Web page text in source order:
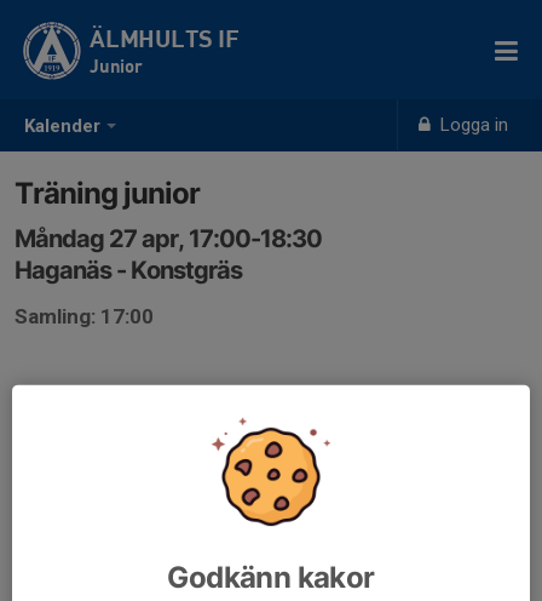
Kalender Logga in
ÄLMHULTS IF
Junior
Träning junior
Måndag 27 apr, 17:00-18:30
Haganäs - Konstgräs
Samling: 17:00
Godkänn kakor